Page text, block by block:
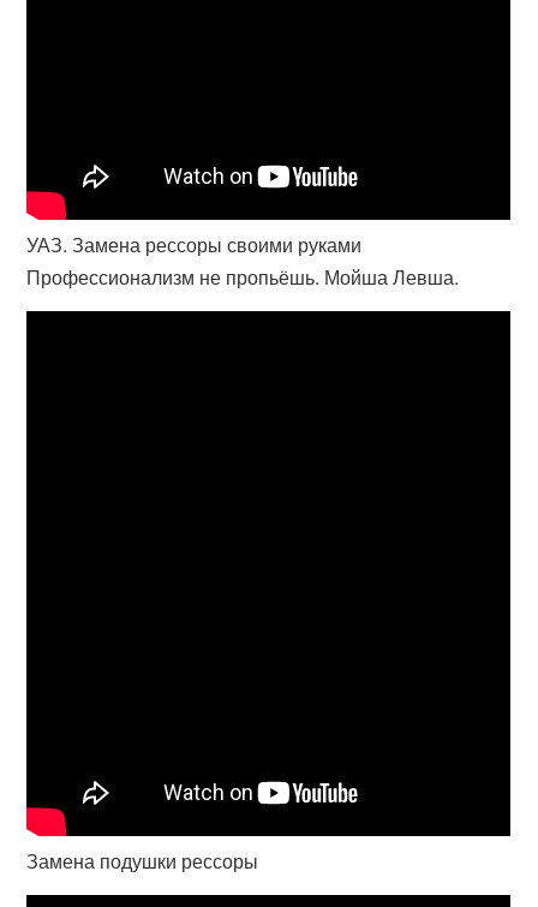
УАЗ. Замена рессоры своими руками
Профессионализм не пропьёшь. Мойша Левша.
Замена подушки рессоры